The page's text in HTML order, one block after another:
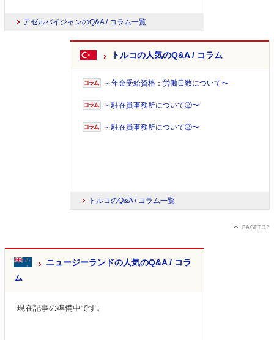
アゼルバイジャンのQ&A / コラム一覧
トルコの人気のQ&A / コラム
～年金受給資格：労働日数について〜
～駐在員事務所について②〜
～駐在員事務所について②〜
トルコのQ&A / コラム一覧
ニュージーランドの人気のQ&A / コラ
ム
現在記事の準備中です。